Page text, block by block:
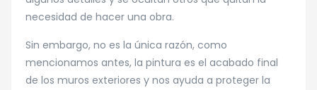
necesidad de hacer una obra.
Sin embargo, no es la única razón, como
mencionamos antes, la pintura es el acabado final
de los muros exteriores y nos ayuda a proteger la